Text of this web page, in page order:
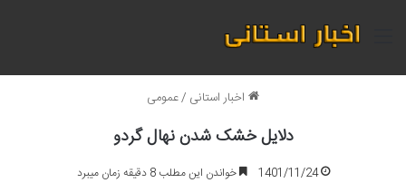
منو
اخبار استانی /عمومی
دلایل خشک شدن نهال گردو
1401/11/24 خواندن این مطلب 8 دقیقه زمان میبرد